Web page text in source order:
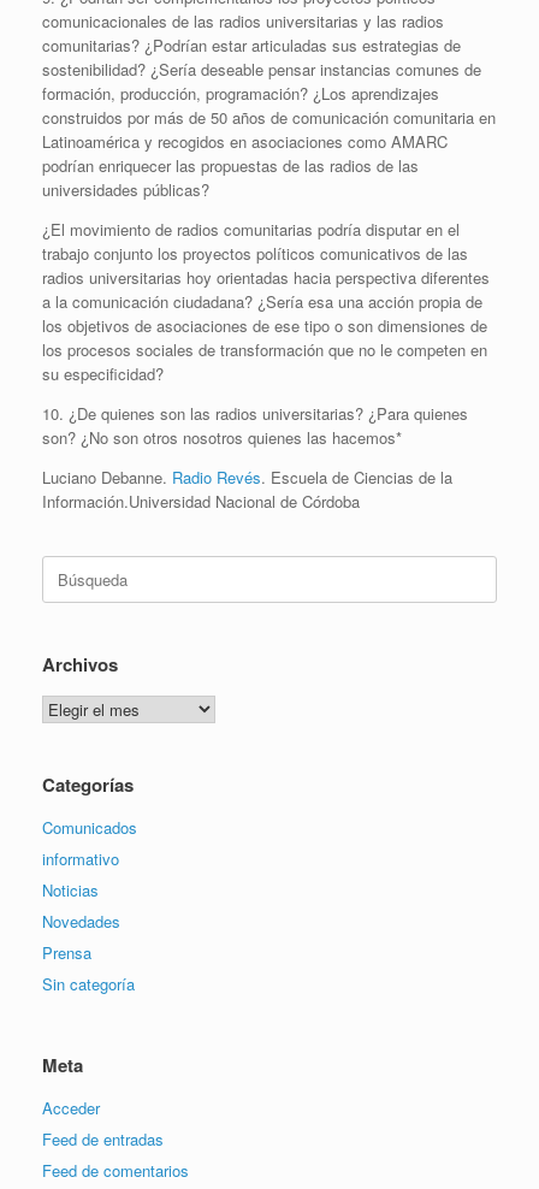
comunicacionales de las radios universitarias y las radios
comunitarias? ¿Podrían estar articuladas sus estrategias de
sostenibilidad? ¿Sería deseable pensar instancias comunes de
formación, producción, programación? ¿Los aprendizajes
construidos por más de 50 años de comunicación comunitaria en
Latinoamérica y recogidos en asociaciones como AMARC
podrían enriquecer las propuestas de las radios de las
universidades públicas?
¿El movimiento de radios comunitarias podría disputar en el
trabajo conjunto los proyectos políticos comunicativos de las
radios universitarias hoy orientadas hacia perspectiva diferentes
a la comunicación ciudadana? ¿Sería esa una acción propia de
los objetivos de asociaciones de ese tipo o son dimensiones de
los procesos sociales de transformación que no le competen en
su especificidad?
10. ¿De quienes son las radios universitarias? ¿Para quienes
son? ¿No son otros nosotros quienes las hacemos*
Luciano Debanne. Radio Revés. Escuela de Ciencias de la
Información.Universidad Nacional de Córdoba
Archivos
Archivos
Categorías
Comunicados
informativo
Noticias
Novedades
Prensa
Sin categoría
Meta
Acceder
Feed de entradas
Feed de comentarios